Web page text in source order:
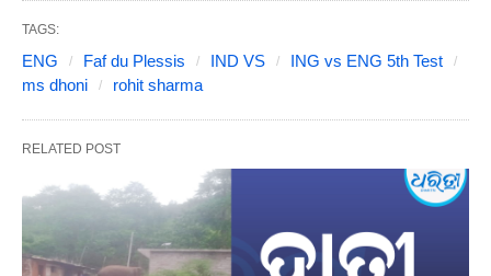
TAGS:
ENG Faf du Plessis IND VS
ING vs ENG 5th Test
ms dhoni
rohit sharma
RELATED POST